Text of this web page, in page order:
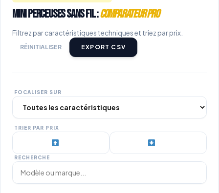
Mini Perceuses Sans Fil :Comparateur Pro
Filtrez par caractéristiques techniques et triez par prix.
RÉINITIALISER EXPORT CSV
FOCALISER SUR
TRIER PAR PRIX
RECHERCHE